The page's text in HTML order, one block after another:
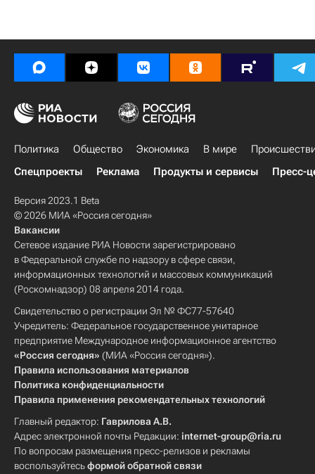
Политика Общество Экономика В мире
Спецпроекты
Реклама Продукты и сервисы Пресс-
Версия 2023.1 Beta
© 2026 МИА «Россия сегодня»
Вакансии
Сетевое издание РИА Новости зарегистрировано
в Федеральной службе по надзору в сфере связи,
информационных технологий и массовых коммуникаций
(Роскомнадзор) 08 апреля 2014 года.
Свидетельство о регистрации Эл № ФС77-57640
Учредитель: Федеральное государственное унитарное
предприятие Международное информационное агентство
«Россия сегодня» (МИА «Россия сегодня»).
Правила использования материалов
Политика конфиденциальности
Правила применения рекомендательных технологий
Главный редактор: Гаврилова А.В.
Адрес электронной почты Редакции: internet-group@ria.ru
По вопросам размещения пресс-релизов и рекламы
воспользуйтесьформой обратной связи